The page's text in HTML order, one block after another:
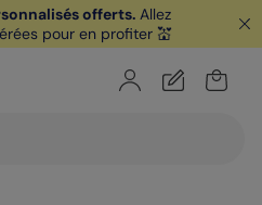
je télécharge
offerts. Allez
pour en profiter 💒